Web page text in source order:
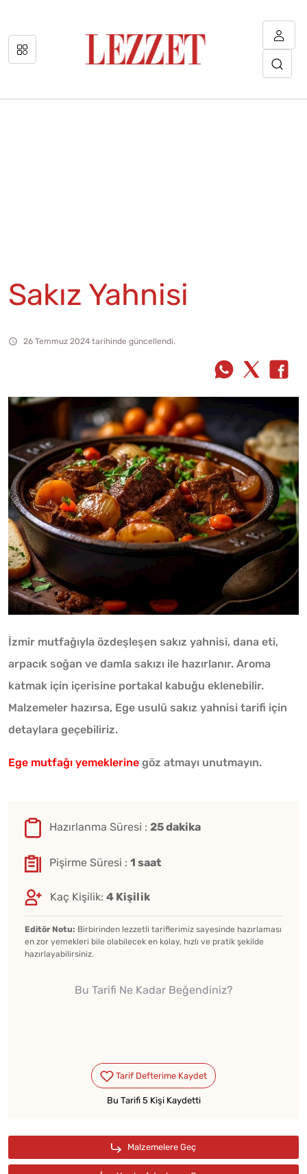
Sakız Yahnisi
26 Temmuz 2024 tarihinde güncellendi.
İzmir mutfağıyla özdeşleşen sakız yahnisi, dana eti,
arpacık soğan ve damla sakızı ile hazırlanır. Aroma
katmak için içerisine portakal kabuğu eklenebilir.
Malzemeler hazırsa, Ege usulü sakız yahnisi tarifi için
detaylara geçebiliriz.
Ege mutfağı yemeklerine göz atmayı unutmayın.
Hazırlanma Süresi : 25 dakika
Pişirme Süresi : 1 saat
Kaç Kişilik: 4 Kişilik
Editör Notu: Birbirinden lezzetli tariflerimiz sayesinde hazırlaması
en zor yemekleri bile olabilecek en kolay, hızlı ve pratik şekilde
hazırlayabilirsiniz.
Bu Tarifi Ne Kadar Beğendiniz?
Bu Tarifi 5 Kişi Kaydetti